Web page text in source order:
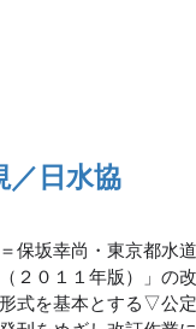
日水協
保坂幸尚・東京都水
２０１１年版）」の
を基本とする▽公